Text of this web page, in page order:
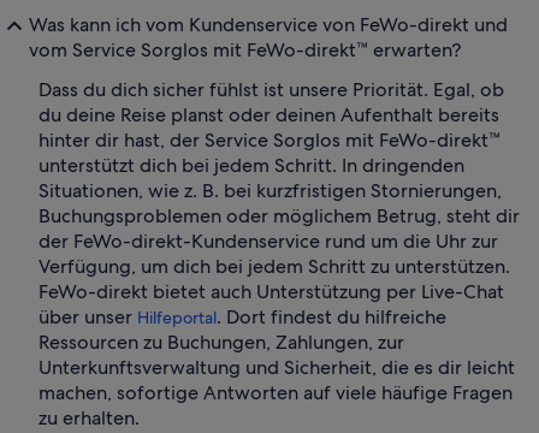
Was kann ich vom Kundenservice von FeWo-direkt und
vom Service Sorglos mit FeWo-direkt™ erwarten?
Dass du dich sicher fühlst ist unsere Priorität. Egal, ob
du deine Reise planst oder deinen Aufenthalt bereits
hinter dir hast, der Service Sorglos mit FeWo-direkt™
unterstützt dich bei jedem Schritt. In dringenden
Situationen, wie z. B. bei kurzfristigen Stornierungen,
Buchungsproblemen oder möglichem Betrug, steht dir
der FeWo-direkt-Kundenservice rund um die Uhr zur
Verfügung, um dich bei jedem Schritt zu unterstützen.
FeWo-direkt bietet auch Unterstützung per Live-Chat
über unser Hilfeportal. Dort findest du hilfreiche
Ressourcen zu Buchungen, Zahlungen, zur
Unterkunftsverwaltung und Sicherheit, die es dir leicht
machen, sofortige Antworten auf viele häufige Fragen
zu erhalten.